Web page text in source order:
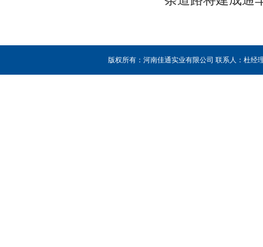
版权所有：河南佳通实业有限公司 联系人：杜经